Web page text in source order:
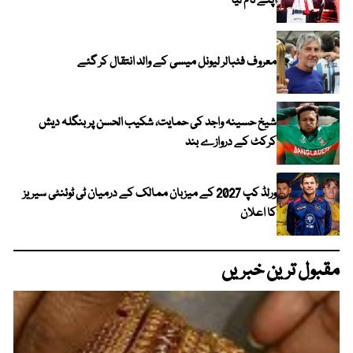
معروف فٹبالر لیونل میسی کے والد انتقال کر گئے
شیخ حسینہ واجد کی حمایت، شکیب الحسن پر بنگلہ دیش
کرکٹ کے دروازے بند
ورلڈ کپ 2027 کے میزبان ممالک کے درمیان ٹی ٹوئنٹی سیریز
کا اعلان
مقبول ترین خبریں